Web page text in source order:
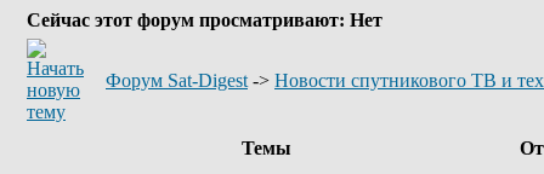
Сейчас этот форум просматривают: Нет
Форум Sat-Digest -> Новости спутникового ТВ и
Темы